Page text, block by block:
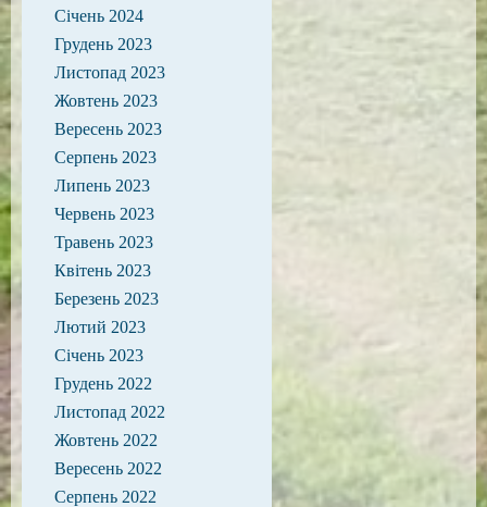
Січень 2024
Грудень 2023
Листопад 2023
Жовтень 2023
Вересень 2023
Серпень 2023
Липень 2023
Червень 2023
Травень 2023
Квітень 2023
Березень 2023
Лютий 2023
Січень 2023
Грудень 2022
Листопад 2022
Жовтень 2022
Вересень 2022
Серпень 2022